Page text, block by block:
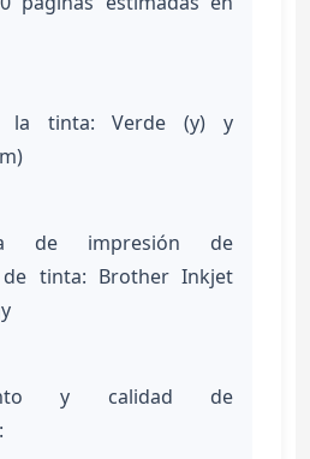
la tinta: Verde (y) y
de impresión de
de tinta: Brother Inkjet
y calidad de